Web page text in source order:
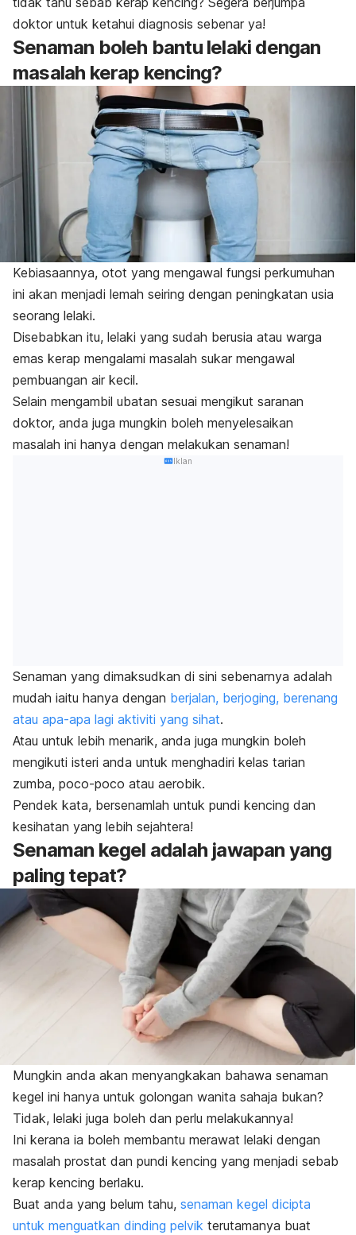
doktor untuk ketahui diagnosis sebenar ya!
Senaman boleh bantu lelaki dengan
masalah kerap kencing?
Kebiasaannya, otot yang mengawal fungsi perkumuhan
ini akan menjadi lemah seiring dengan peningkatan usia
seorang lelaki.
Disebabkan itu, lelaki yang sudah berusia atau warga
emas kerap mengalami masalah sukar mengawal
pembuangan air kecil.
Selain mengambil ubatan sesuai mengikut saranan
doktor, anda juga mungkin boleh menyelesaikan
masalah ini hanya dengan melakukan senaman!
Iklan
Senaman yang dimaksudkan di sini sebenarnya adalah
mudah iaitu hanya dengan berjalan, berjoging, berenang
atau apa-apa lagi aktiviti yang sihat.
Atau untuk lebih menarik, anda juga mungkin boleh
mengikuti isteri anda untuk menghadiri kelas tarian
zumba, poco-poco atau aerobik.
Pendek kata, bersenamlah untuk pundi kencing dan
kesihatan yang lebih sejahtera!
Senaman kegel adalah jawapan yang
paling tepat?
Mungkin anda akan menyangkakan bahawa senaman
kegel ini hanya untuk golongan wanita sahaja bukan?
Tidak, lelaki juga boleh dan perlu melakukannya!
Ini kerana ia boleh membantu merawat lelaki dengan
masalah prostat dan pundi kencing yang menjadi sebab
kerap kencing berlaku.
Buat anda yang belum tahu, senaman kegel dicipta
untuk menguatkan dinding pelvik terutamanya buat